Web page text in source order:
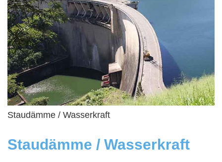
Staudämme / Wasserkraft
Staudämme / Wasserkraft